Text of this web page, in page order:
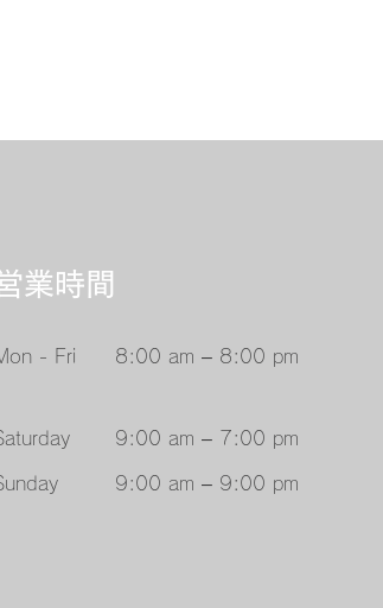
業時間
- Fri 8:00 am – 8:00 pm
9:00 am – 7:00 pm
9:00 am – 9:00 pm